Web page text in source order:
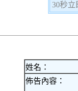
30秒立
姓名：
佈告內容：